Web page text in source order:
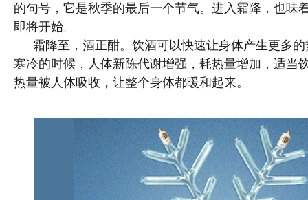
的句号，它是秋季的最后一个节气。进入霜降，也味
即将开始。
霜降至，酒正酣。饮酒可以快速让身体产生更多
寒冷的时候，人体新陈代谢增强，耗热量增加，适当
热量被人体吸收，让整个身体都暖和起来。